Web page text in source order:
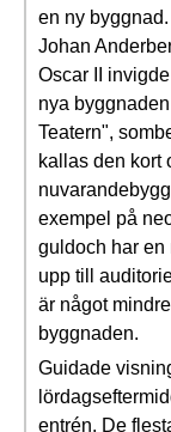
en ny
Johan
Oscar II
nya
Teatern",
kallas den kort
exempel på
guldoch har en
upp till
är något
byggnaden.
Guidade
entrén. De